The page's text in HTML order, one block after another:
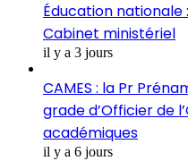
Éducation nationale
Cabinet ministériel
il y a 3 jours
CAMES : la Pr
grade d’Officier de
académiques
il y a 6 jours